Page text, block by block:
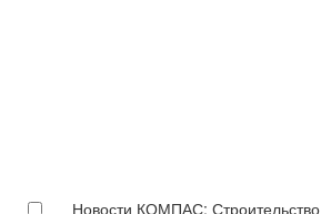
Новости КОМПАС: Строительство